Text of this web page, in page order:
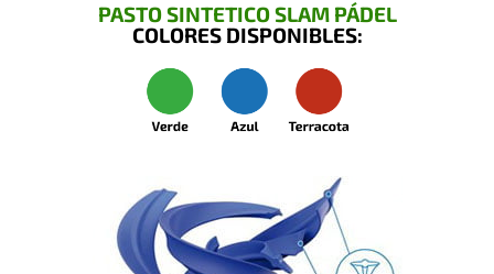
PASTO SINTETICO SLAM PÁDEL
COLORES DISPONIBLES: